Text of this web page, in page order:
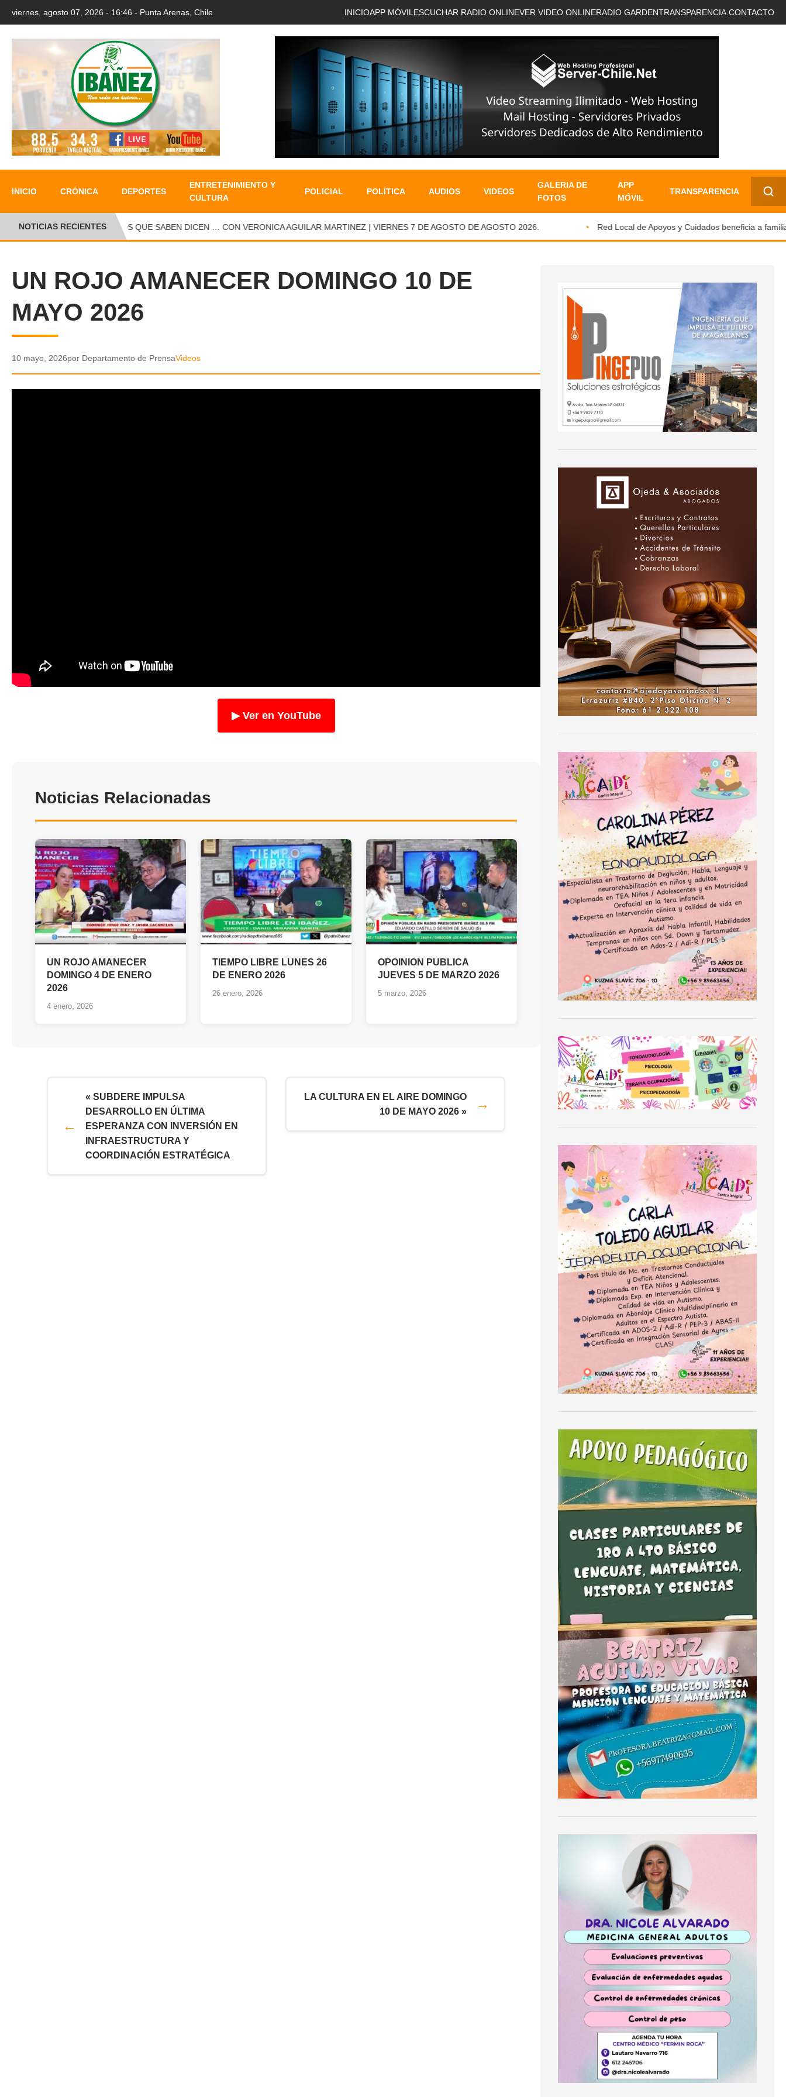
viernes, agosto 07, 2026 - 16:46 - Punta Arenas, Chile INICIOAPP MÓVIL ESCUCHAR RADIO ONLINEVER VIDEO ONLINERADIO GARDENTRANSPARENCIA. CONTACTO
INICIO CRÓNICA DEPORTES
ENTRETENIMIENTO Y
CULTURA
POLICIAL POLÍTICA AUDIOS VIDEOS
GALERIA DE
FOTOS
APP
MÓVIL
TRANSPARENCIA
✕
NOTICIAS RECIENTESLOS QUE SABEN DICEN … CON VERONICA AGUILAR MARTINEZ | VIERNES 7 DE AGOSTO DE AGOSTO 2026. Red Local de Apoyos y Cuidados beneficia a
UN ROJO AMANECER DOMINGO 10 DE
MAYO 2026
10 mayo, 2026por Departamento de PrensaVideos
▶ Ver en YouTube
Noticias Relacionadas
UN ROJO AMANECER
DOMINGO 4 DE ENERO
2026
4 enero, 2026
TIEMPO LIBRE LUNES 26
DE ENERO 2026
26 enero, 2026
OPOINION PUBLICA
JUEVES 5 DE MARZO 2026
5 marzo, 2026
« SUBDERE IMPULSA
DESARROLLO EN ÚLTIMA
ESPERANZA CON INVERSIÓN EN
INFRAESTRUCTURA Y
COORDINACIÓN ESTRATÉGICA
LA CULTURA EN EL AIRE DOMINGO
10 DE MAYO 2026 »